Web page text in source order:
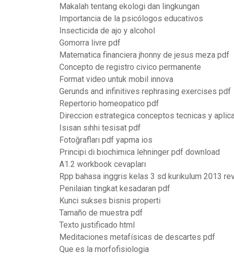
Makalah tentang ekologi dan lingkungan
Importancia de la psicólogos educativos
Insecticida de ajo y alcohol
Gomorra livre pdf
Matematica financiera jhonny de jesus meza pdf
Concepto de registro civico permanente
Format video untuk mobil innova
Gerunds and infinitives rephrasing exercises pdf
Repertorio homeopatico pdf
Direccion estrategica conceptos tecnicas y
Isısan sıhhi tesisat pdf
Fotoğrafları pdf yapma ios
Principi di biochimica lehninger pdf download
A1.2 workbook cevapları
Rpp bahasa inggris kelas 3 sd kurikulum 2013
Penilaian tingkat kesadaran pdf
Kunci sukses bisnis properti
Tamaño de muestra pdf
Texto justificado html
Meditaciones metafísicas de descartes pdf
Que es la morfofisiologia